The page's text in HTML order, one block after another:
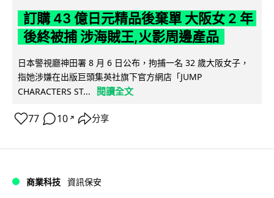
訂購 43 億日元精品後棄單 大阪女 2 年
後終被捕 涉海賊王,火影周邊產品
日本警視廳神田署 8 月 6 日公布，拘捕一名 32 歲大阪女子，
指她涉嫌在出版巨頭集英社旗下官方網店「JUMP
CHARACTERS ST...
閱讀全文
77 10 ↗ 分享
商業科技 資訊保安